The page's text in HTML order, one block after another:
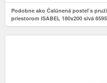
Podobne ako Čalúnená posteľ s
priestorom ISABEL 180x200 sivá